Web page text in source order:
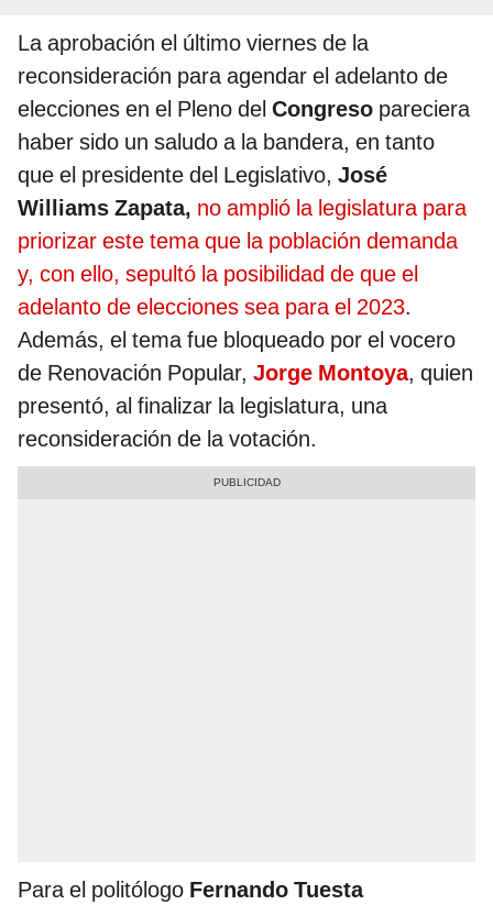
La aprobación el último viernes de la
reconsideración para agendar el adelanto de
elecciones en el Pleno del Congreso pareciera
haber sido un saludo a la bandera, en tanto
que el presidente del Legislativo, José
Williams Zapata, no amplió la legislatura para
priorizar este tema que la población demanda
y, con ello, sepultó la posibilidad de que el
adelanto de elecciones sea para el 2023.
Además, el tema fue bloqueado por el vocero
de Renovación Popular, Jorge Montoya, quien
presentó, al finalizar la legislatura, una
reconsideración de la votación.
Para el politólogo Fernando Tuesta